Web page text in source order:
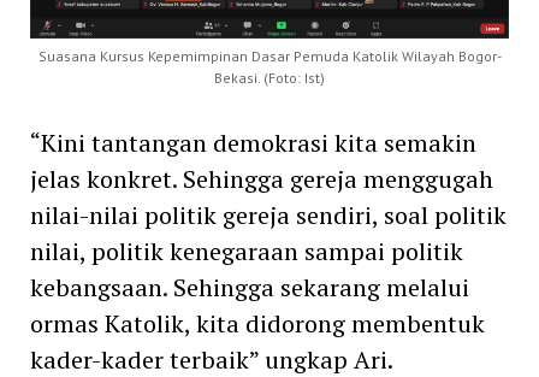
Suasana Kursus Kepemimpinan Dasar Pemuda Katolik Wilayah Bogor-
Bekasi. (Foto: Ist)
“Kini tantangan demokrasi kita semakin
jelas konkret. Sehingga gereja menggugah
nilai-nilai politik gereja sendiri, soal politik
nilai, politik kenegaraan sampai politik
kebangsaan. Sehingga sekarang melalui
ormas Katolik, kita didorong membentuk
kader-kader terbaik” ungkap Ari.